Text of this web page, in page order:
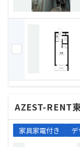
AZEST-RENT
家具家電付き